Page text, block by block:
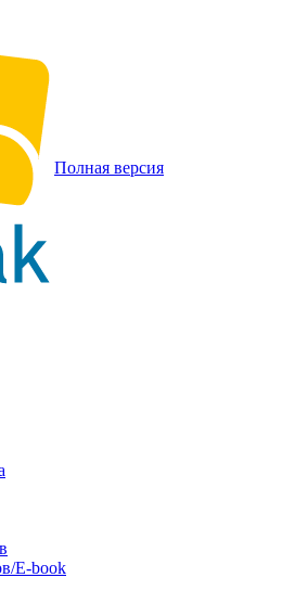
Полная версия
E-book